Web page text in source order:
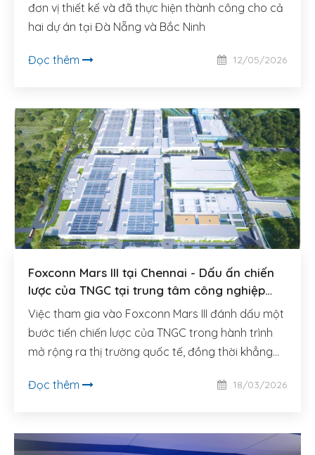
đơn vị thiết kế và đã thực hiện thành công cho cả
hai dự án tại Đà Nẵng và Bắc Ninh
Đọc thêm 12/05/2026
Foxconn Mars III tại Chennai - Dấu ấn chiến
lược của TNGC tại trung tâm công nghiệp
mới của châu Á
Việc tham gia vào Foxconn Mars III đánh dấu một
bước tiến chiến lược của TNGC trong hành trình
mở rộng ra thị trường quốc tế, đồng thời khẳng
Đọc thêm
18/03/2026